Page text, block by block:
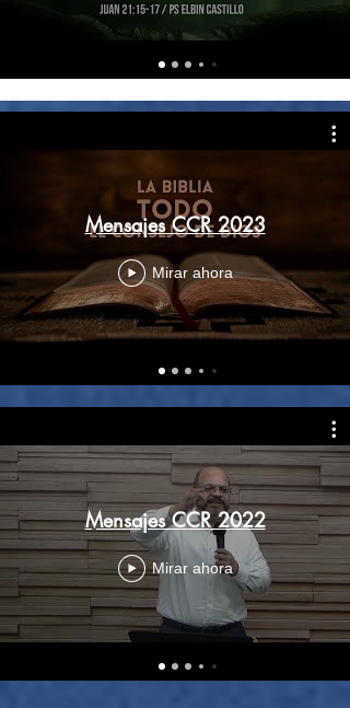
Mensajes CCR 2023
Mirar ahora
Mensajes CCR 2022
Mirar ahora